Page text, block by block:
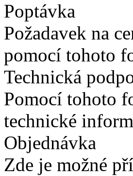
Poptávka
Požadavek na
pomocí tohoto
Technická
Pomocí tohoto
technické
Objednávka
Zde je možné